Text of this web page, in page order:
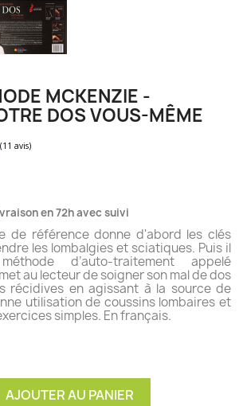
MCKENZIE -
DOS VOUS-MÊME
(11 avis)
en 72h avec suivi
de référence donne d'abord les clés
les lombalgies et sciatiques. Puis il
d’auto-traitement appelé
au lecteur de soigner son mal de dos
récidives en agissant à la source de
utilisation de coussins lombaires et
simples. En français.
AJOUTER AU PANIER